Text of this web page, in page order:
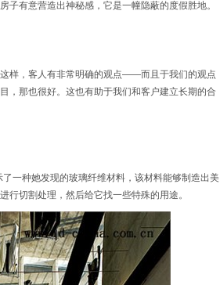
子有意营造出神秘感，它是一幢隐蔽的度假胜地。
样，客人有非常明确的观点——而且于我们的观点
，那也很好。这也有助于我们和客户建立长期的合
一种她发现的玻璃纤维材料，该材料能够制造出美
行切割处理，然后给它找一些特殊的用途。